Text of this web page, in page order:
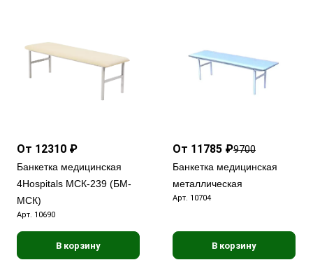
От 12310 ₽
Банкетка медицинская
4Hospitals МСК-239 (БМ-
МСК)
Арт. 10690
В корзину
От 11785 ₽9700
Банкетка медицинская
металлическая
Арт. 10704
В корзину